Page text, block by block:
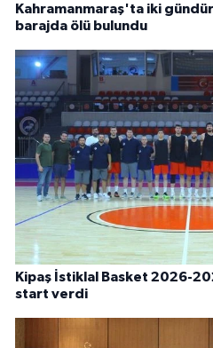
Kahramanmaraş'ta iki gündür
barajda ölü bulundu
Kipaş İstiklal Basket 2026-
start verdi